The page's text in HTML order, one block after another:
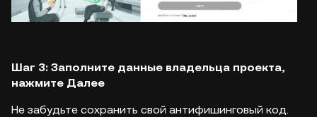
Шаг 3: Заполните данные владельца проекта,
нажмите Далее
Не забудьте сохранить свой антифишинговый код.